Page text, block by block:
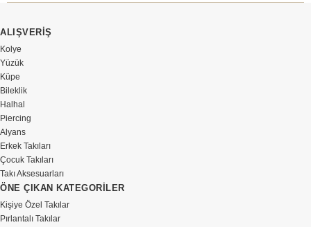
ALIŞVERİŞ
Kolye
Yüzük
Küpe
Bileklik
Halhal
Piercing
Alyans
Erkek Takıları
Çocuk Takıları
Takı Aksesuarları
ÖNE ÇIKAN KATEGORİLER
Kişiye Özel Takılar
Pırlantalı Takılar